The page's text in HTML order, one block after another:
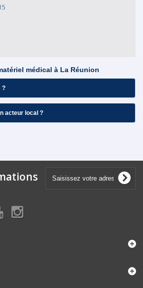
médical à La Réunion
?
acteur local ?